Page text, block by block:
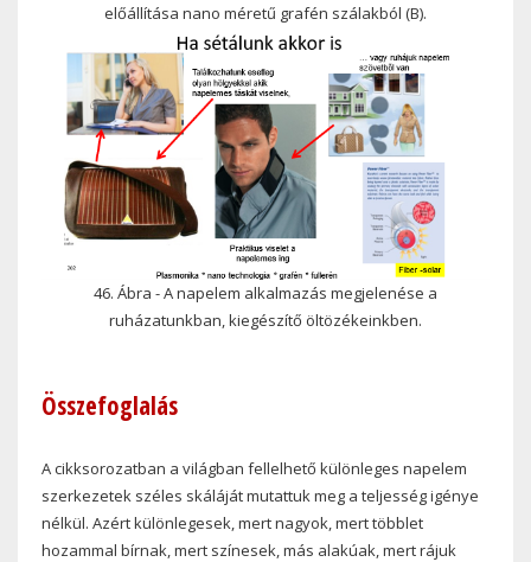
előállítása nano méretű grafén szálakból (B).
46. Ábra - A napelem alkalmazás megjelenése a
ruházatunkban, kiegészítő öltözékeinkben.
Összefoglalás
A cikksorozatban a világban fellelhető különleges napelem
szerkezetek széles skáláját mutattuk meg a teljesség igénye
nélkül. Azért különlegesek, mert nagyok, mert többlet
hozammal bírnak, mert színesek, más alakúak, mert rájuk